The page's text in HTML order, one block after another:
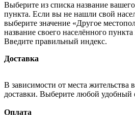
Выберите из списка название
пункта. Если вы не нашли свой
выберите значение «Другое
название своего населённого
Введите правильный индекс.
Доставка
В зависимости от места жительства
доставки. Выберите любой удобный
Оплата